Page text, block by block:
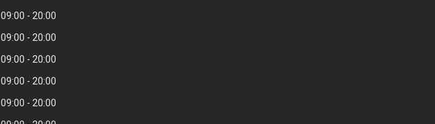
09:00
20:00
09:00
20:00
09:00
20:00
09:00
20:00
09:00
20:00